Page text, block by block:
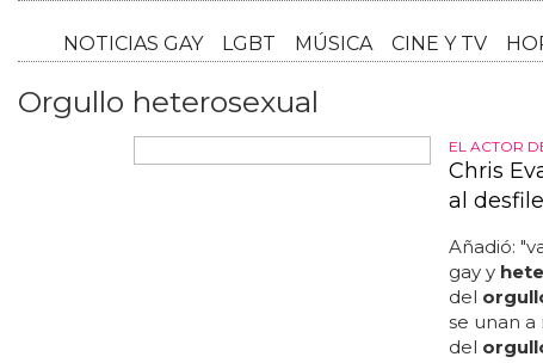
Orgullo heterosexual
EL ACTOR
Chris
Añadió:
gay y
del
se unan a